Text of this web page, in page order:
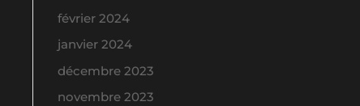
février 2024
janvier 2024
décembre 2023
novembre 2023